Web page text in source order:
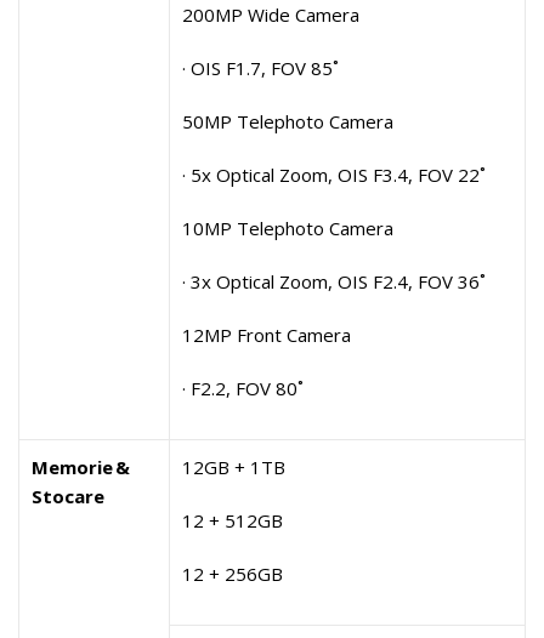
200MP Wide Camera
· OIS F1.7, FOV 85˚
50MP Telephoto Camera
· 5x Optical Zoom, OIS F3.4, FOV 22˚
10MP Telephoto Camera
· 3x Optical Zoom, OIS F2.4, FOV 36˚
12MP Front Camera
· F2.2, FOV 80˚
Memorie &
Stocare
12GB + 1TB
12 + 512GB
12 + 256GB